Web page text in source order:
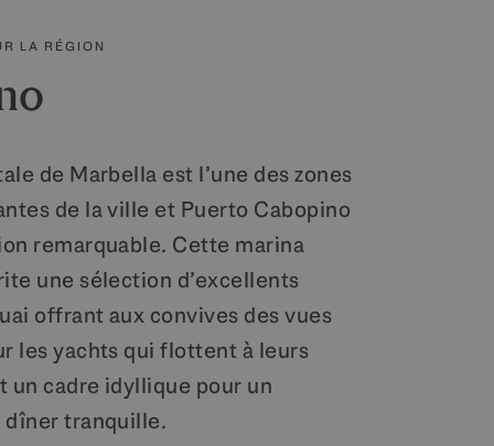
LA RÉGION
de Marbella est l’une des zones
de la ville et Puerto Cabopino
remarquable. Cette marina
une sélection d’excellents
offrant aux convives des vues
les yachts qui flottent à leurs
un cadre idyllique pour un
dîner tranquille.